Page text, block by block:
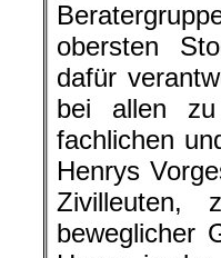
obersten
dafür
bei allen zu
fachlichen
Henrys
Zivilleuten,
beweglicher